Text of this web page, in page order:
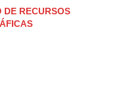
DE RECURSOS